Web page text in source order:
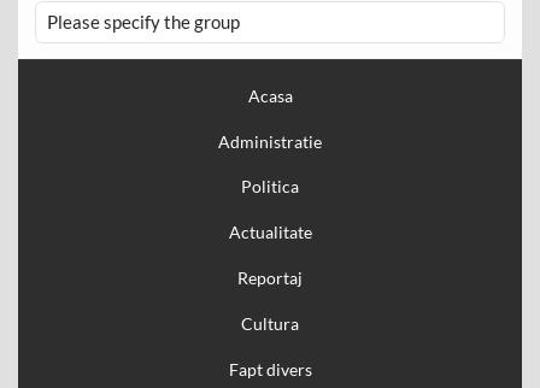
Please specify the group
Acasa
Administratie
Politica
Actualitate
Reportaj
Cultura
Fapt divers